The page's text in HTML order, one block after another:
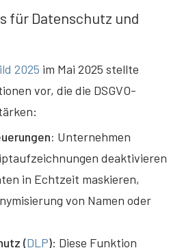
für Datenschutz und
2025 im Mai 2025 stellte
vor, die die DSGVO-
Unternehmen
deaktivieren
in Echtzeit maskieren,
von Namen oder
(DLP): Diese Funktion